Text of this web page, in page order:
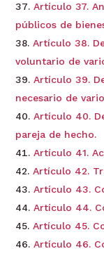
Artículo 37.
públicos de
Artículo 38.
voluntario de
Artículo 39.
necesario de
Artículo 40.
pareja de hecho.
Artículo 41.
Artículo 42.
Artículo 43.
Artículo 44.
Artículo 45.
Artículo 46.